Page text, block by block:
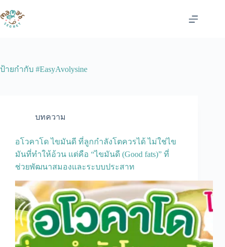
to
content
ป้ายกำกับ #EasyAvolysine
บทความ
อโวคาโด ไขมันดี ที่ลูกกำลังโตควรได้ ไม่ใช่ไข
มันที่ทำให้อ้วน แต่คือ “ไขมันดี (Good fats)” ที่
ช่วยพัฒนาสมองและระบบประสาท